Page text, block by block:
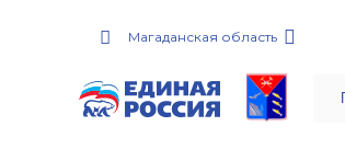
Магаданская область